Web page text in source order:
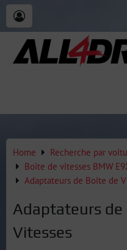
Home Recherche par
Boîte de vitesses BMW
Adaptateurs de Boîte de
Adaptateurs de
Vitesses